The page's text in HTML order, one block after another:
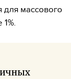
массового